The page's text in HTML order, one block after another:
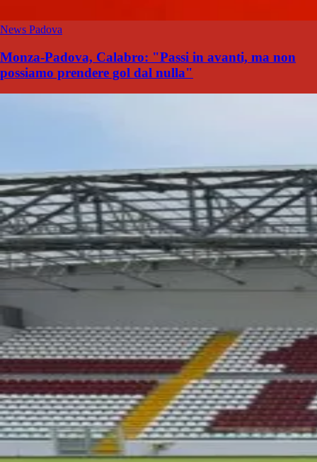
News Padova
Monza-Padova, Calabro: "Passi in avanti, ma non
possiamo prendere gol dal nulla"